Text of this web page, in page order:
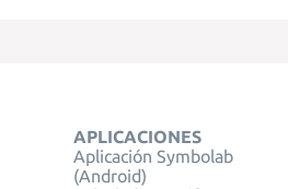
APLICACIONES
Aplicación Symbolab
(Android)